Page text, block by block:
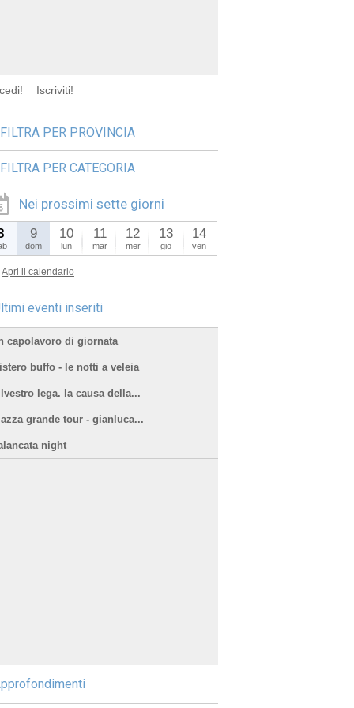
Iscriviti!
FILTRA PER PROVINCIA
FILTRA PER CATEGORIA
Nei prossimi sette giorni
9
dom
10
lun
11
mar
12
mer
13
gio
14
ven
Apri il calendario
eventi inseriti
capolavoro di giornata
buffo - le notti a veleia
lega. la causa della...
grande tour - gianluca...
night